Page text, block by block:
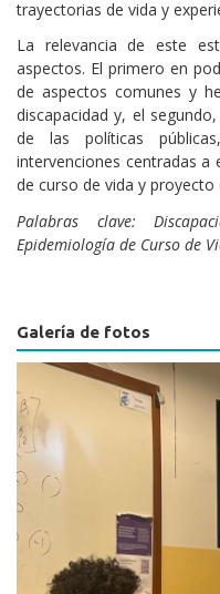
trayectorias de vida y
La relevancia de este
aspectos. El primero en
de aspectos comunes y
discapacidad y, el
de las políticas
intervenciones centradas a
de curso de vida y proyecto
Palabras clave:
Epidemiología de Curso de
Galería de fotos